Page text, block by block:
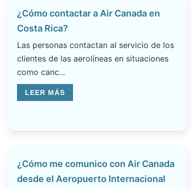
¿Cómo contactar a Air Canada en
Costa Rica?
Las personas contactan al servicio de los
clientes de las aerolíneas en situaciones
como canc...
LEER MÁS
¿Cómo me comunico con Air Canada
desde el Aeropuerto Internacional